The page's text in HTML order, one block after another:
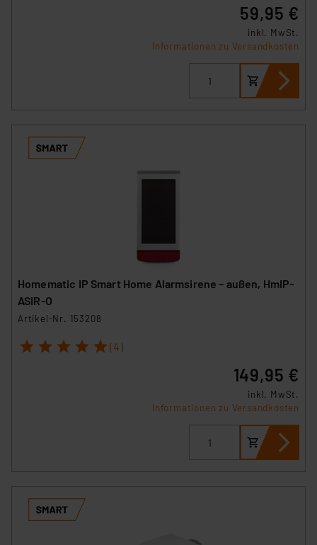
59,95 €
inkl. MwSt.
Informationen zu Versandkosten
Homematic IP Smart Home Alarmsirene – außen, HmIP-
ASIR-O
Artikel-Nr. 153208
1 2 3 4 5 (4)
149,95 €
inkl. MwSt.
Informationen zu Versandkosten